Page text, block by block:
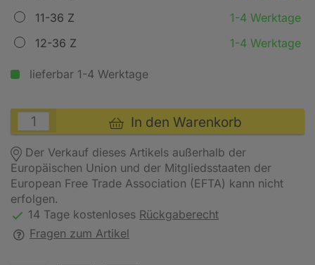
11-36 Z
1-4 Werktage
12-36 Z
1-4 Werktage
lieferbar 1-4 Werktage
In den Warenkorb
Der Verkauf dieses Artikels außerhalb der
Europäischen Union und der Mitgliedsstaaten der
European Free Trade Association (EFTA) kann nicht
erfolgen.
14 Tage kostenloses Rückgaberecht
Fragen zum Artikel